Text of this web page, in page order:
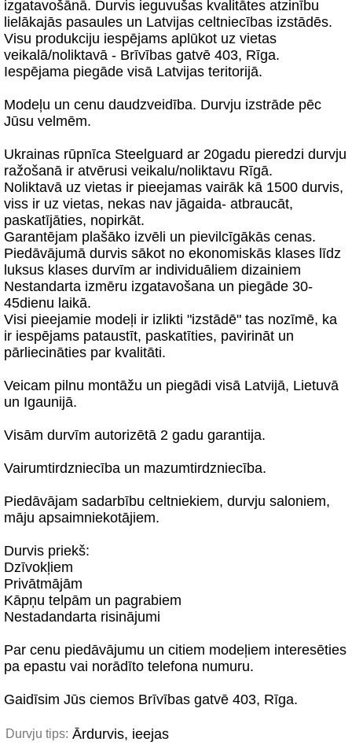
izgatavošānā. Durvis ieguvušas kvalitātes atzinību
lielākajās pasaules un Latvijas celtniecības izstādēs.
Visu produkciju iespējams aplūkot uz vietas
veikalā/noliktavā - Brīvības gatvē 403, Rīga.
Iespējama piegāde visā Latvijas teritorijā.
Modeļu un cenu daudzveidība. Durvju izstrāde pēc
Jūsu velmēm.
Ukrainas rūpnīca Steelguard ar 20gadu pieredzi durvju
ražošanā ir atvērusi veikalu/noliktavu Rīgā.
Noliktavā uz vietas ir pieejamas vairāk kā 1500 durvis,
viss ir uz vietas, nekas nav jāgaida- atbraucāt,
paskatījāties, nopirkāt.
Garantējam plašāko izvēli un pievilcīgākās cenas.
Piedāvājumā durvis sākot no ekonomiskās klases līdz
luksus klases durvīm ar individuāliem dizainiem
Nestandarta izmēru izgatavošana un piegāde 30-
45dienu laikā.
Visi pieejamie modeļi ir izlikti "izstādē" tas nozīmē, ka
ir iespējams pataustīt, paskatīties, pavirināt un
pārliecināties par kvalitāti.
Veicam pilnu montāžu un piegādi visā Latvijā, Lietuvā
un Igaunijā.
Visām durvīm autorizētā 2 gadu garantija.
Vairumtirdzniecība un mazumtirdzniecība.
Piedāvājam sadarbību celtniekiem, durvju saloniem,
māju apsaimniekotājiem.
Durvis priekš:
Dzīvokļiem
Privātmājām
Kāpņu telpām un pagrabiem
Nestadandarta risinājumi
Par cenu piedāvājumu un citiem modeļiem interesēties
pa epastu vai norādīto telefona numuru.
Gaidīsim Jūs ciemos Brīvības gatvē 403, Rīga.
Durvju tips: Ārdurvis, ieejas